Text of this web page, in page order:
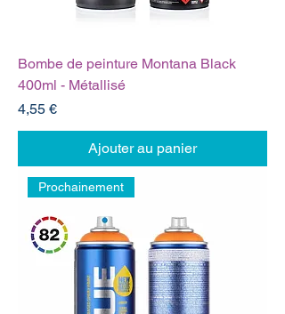
Bombe de peinture Montana Black
400ml - Métallisé
Prix
4,55 €
Ajouter au panier
Prochainement